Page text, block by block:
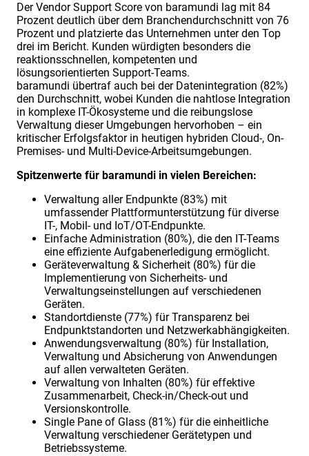
Der Vendor Support Score von baramundi lag mit 84
Prozent deutlich über dem Branchendurchschnitt von 76
Prozent und platzierte das Unternehmen unter den Top
drei im Bericht. Kunden würdigten besonders die
reaktionsschnellen, kompetenten und
lösungsorientierten Support-Teams.
baramundi übertraf auch bei der Datenintegration (82%)
den Durchschnitt, wobei Kunden die nahtlose Integration
in komplexe IT-Ökosysteme und die reibungslose
Verwaltung dieser Umgebungen hervorhoben – ein
kritischer Erfolgsfaktor in heutigen hybriden Cloud-, On-
Premises- und Multi-Device-Arbeitsumgebungen.
Spitzenwerte für baramundi in vielen Bereichen:
Verwaltung aller Endpunkte (83%) mit
umfassender Plattformunterstützung für diverse
IT-, Mobil- und IoT/OT-Endpunkte.
Einfache Administration (80%), die den IT-Teams
eine effiziente Aufgabenerledigung ermöglicht.
Geräteverwaltung & Sicherheit (80%) für die
Implementierung von Sicherheits- und
Verwaltungseinstellungen auf verschiedenen
Geräten.
Standortdienste (77%) für Transparenz bei
Endpunktstandorten und Netzwerkabhängigkeiten.
Anwendungsverwaltung (80%) für Installation,
Verwaltung und Absicherung von Anwendungen
auf allen verwalteten Geräten.
Verwaltung von Inhalten (80%) für effektive
Zusammenarbeit, Check-in/Check-out und
Versionskontrolle.
Single Pane of Glass (81%) für die einheitliche
Verwaltung verschiedener Gerätetypen und
Betriebssysteme.